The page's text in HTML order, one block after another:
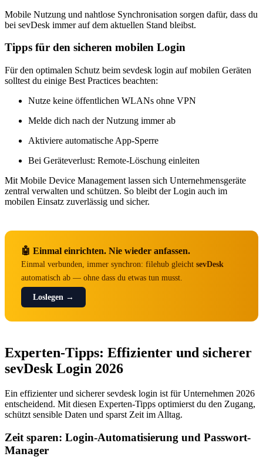
Mobile Nutzung und nahtlose Synchronisation sorgen dafür, dass du
bei sevDesk immer auf dem aktuellen Stand bleibst.
Tipps für den sicheren mobilen Login
Für den optimalen Schutz beim sevdesk login auf mobilen Geräten
solltest du einige Best Practices beachten:
Nutze keine öffentlichen WLANs ohne VPN
Melde dich nach der Nutzung immer ab
Aktiviere automatische App-Sperre
Bei Geräteverlust: Remote-Löschung einleiten
Mit Mobile Device Management lassen sich Unternehmensgeräte
zentral verwalten und schützen. So bleibt der Login auch im
mobilen Einsatz zuverlässig und sicher.
🤖 Einmal einrichten. Nie wieder anfassen.
Einmal verbunden, immer synchron: filehub gleicht sevDesk
automatisch ab — ohne dass du etwas tun musst.
Loslegen →
Experten-Tipps: Effizienter und sicherer
sevDesk Login 2026
Ein effizienter und sicherer sevdesk login ist für Unternehmen 2026
entscheidend. Mit diesen Experten-Tipps optimierst du den Zugang,
schützt sensible Daten und sparst Zeit im Alltag.
Zeit sparen: Login-Automatisierung und Passwort-
Manager